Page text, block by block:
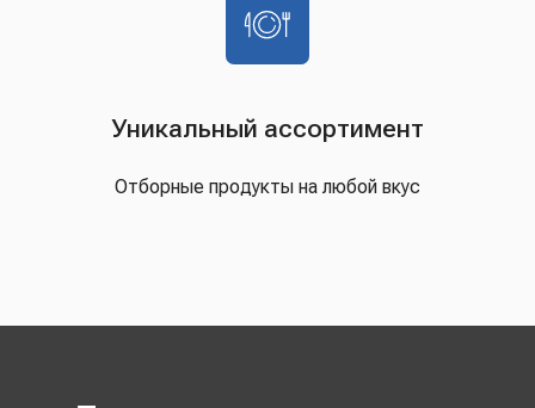
Уникальный ассортимент
Отборные продукты на любой вкус